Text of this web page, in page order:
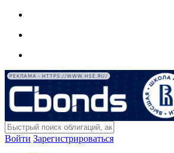
РЕКЛАМА • HTTPS://WWW.HSE.RU/
Войти Зарегистрироваться